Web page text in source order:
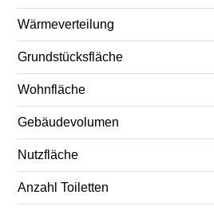
Wärmeverteilung
Grundstücksfläche
Wohnfläche
Gebäudevolumen
Nutzfläche
Anzahl Toiletten